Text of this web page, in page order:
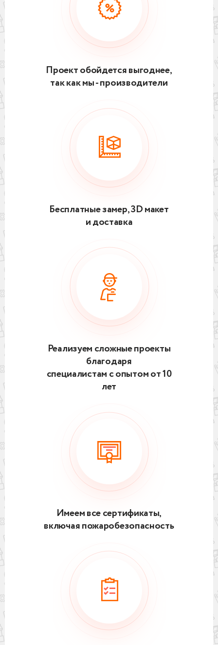
Проект обойдется выгоднее,
так как мы - производители
Бесплатные замер, 3D макет
и доставка
Реализуем сложные проекты
благодаря
специалистам с опытом от 10
лет
Имеем все сертификаты,
включая пожаробезопасность